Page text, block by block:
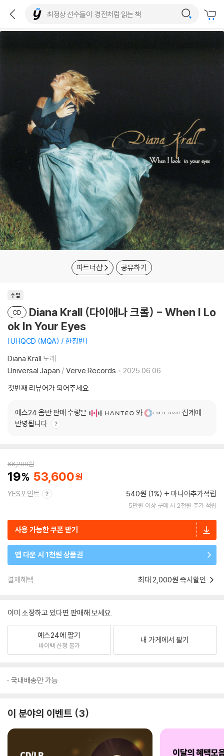
파트너샵 공유하기
수입
CD
Diana Krall (다이애나 크롤) - When I Lo
ok In Your Eyes
UHQCD (MQA) / 한정반
Diana Krall 노래
Universal Japan / Verve Records
2025.06.06.
첫번째 리뷰어가 되어주세요
예스24 음반 판매 수량은 와
집계에
반영됩니다.
66,200원
19 53,600
YES포인트 540원 (1%) 마니아추가적립
5만원 이상 구매 시 2천원 추가 적립
사용 가능한 쿠폰 받기
앱 다운 시 1천원 상품권
결제혜택 최대 2,000원 즉시할인
이미 소장하고 있다면 판매해 보세요.
예스24에 팔기
바이백 신청 불가
내 가게에서 팔기
국내배송만 가능
이 분야의 이벤트 3